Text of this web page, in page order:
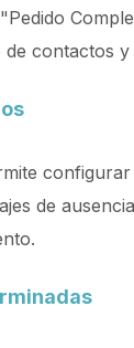
contactos y
de